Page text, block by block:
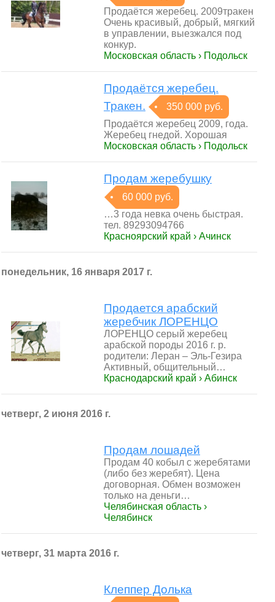
Продаётся жеребец. 2009тракен
Очень красивый, добрый, мягкий
в управлении, выезжался под
конкур.
Московская область › Подольск
Продаётся жеребец.
Тракен.
350 000 руб.
Продаётся жеребец 2009, года.
Жеребец гнедой. Хорошая
Московская область › Подольск
Продам жеребушку
60 000 руб.
…3 года невка очень быстрая.
тел. 89293094766
Красноярский край › Ачинск
понедельник, 16 января 2017 г.
Продается арабский
жеребчик ЛОРЕНЦО
ЛОРЕНЦО серый жеребец
арабской породы 2016 г. р.
родители: Леран – Эль-Гезира
Активный, общительный…
Краснодарский край › Абинск
четверг, 2 июня 2016 г.
Продам лошадей
Продам 40 кобыл c жеребятами
(либо без жеребят). Цена
договорная. Обмен возможен
только на деньги…
Челябинская область ›
Челябинск
четверг, 31 марта 2016 г.
Клеппер Долька